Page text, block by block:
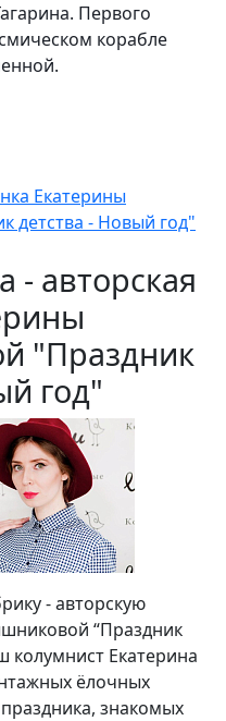
Первого
корабле
Екатерины
детства - Новый год"
- авторская
"Праздник
год"
- авторскую
“Праздник
колумнист Екатерина
ёлочных
знакомых